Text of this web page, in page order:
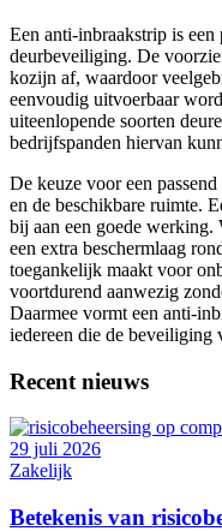
Een anti-inbraakstrip is
deurbeveiliging. De
kozijn af, waardoor
eenvoudig uitvoerbaar
uiteenlopende soorten
bedrijfspanden hiervan
De keuze voor een
en de beschikbare ruimte.
bij aan een goede werking.
een extra beschermlaag
toegankelijk maakt voor
voortdurend aanwezig
Daarmee vormt een anti-
iedereen die de beveiliging
Recent nieuws
29 juli 2026
Zakelijk
Betekenis van